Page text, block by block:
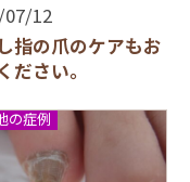
07/12
指の爪のケアもお
ださい。
の症例